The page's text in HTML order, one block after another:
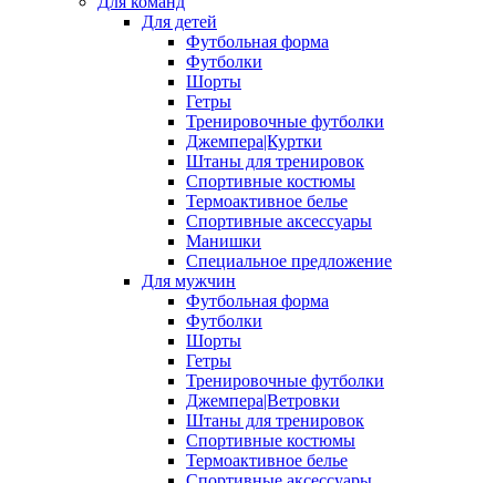
Для детей
Футбольная форма
Футболки
Шорты
Гетры
Тренировочные футболки
Джемпера|Куртки
Штаны для тренировок
Спортивные костюмы
Термоактивное белье
Спортивные аксессуары
Манишки
Специальное предложение
Для мужчин
Футбольная форма
Футболки
Шорты
Гетры
Тренировочные футболки
Джемпера|Ветровки
Штаны для тренировок
Спортивные костюмы
Термоактивное белье